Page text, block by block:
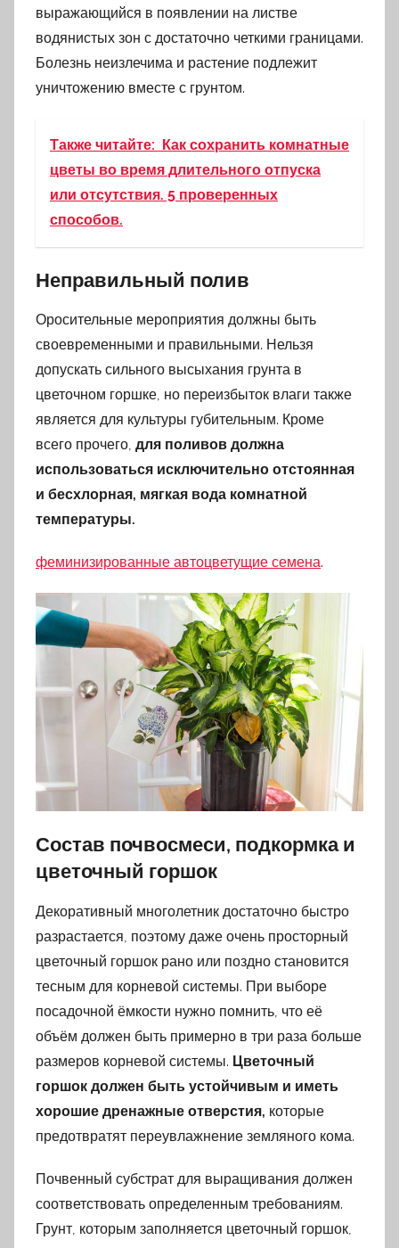
выражающийся в появлении на листве
водянистых зон с достаточно четкими границами.
Болезнь неизлечима и растение подлежит
уничтожению вместе с грунтом.
Также читайте: Как сохранить комнатные
цветы во время длительного отпуска
или отсутствия. 5 проверенных
способов.
Неправильный полив
Оросительные мероприятия должны быть
своевременными и правильными. Нельзя
допускать сильного высыхания грунта в
цветочном горшке, но переизбыток влаги также
является для культуры губительным. Кроме
всего прочего, для поливов должна
использоваться исключительно отстоянная
и бесхлорная, мягкая вода комнатной
температуры.
феминизированные автоцветущие семена.
Состав почвосмеси, подкормка и
цветочный горшок
Декоративный многолетник достаточно быстро
разрастается, поэтому даже очень просторный
цветочный горшок рано или поздно становится
тесным для корневой системы. При выборе
посадочной ёмкости нужно помнить, что её
объём должен быть примерно в три раза больше
размеров корневой системы. Цветочный
горшок должен быть устойчивым и иметь
хорошие дренажные отверстия, которые
предотвратят переувлажнение земляного кома.
Почвенный субстрат для выращивания должен
соответствовать определенным требованиям.
Грунт, которым заполняется цветочный горшок,